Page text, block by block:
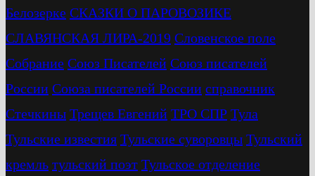
Белозерке СКАЗКИ О ПАРОВОЗИКЕ
СЛАВЯНСКАЯ ЛИРА-2019 Словенское поле
Собрание Союз Писателей Союз писателей
России Союза писателей России справочник
Стечкины Трещев Евгений ТРО СПР Тула
Тульские известия Тульские суворовцы Тульский
кремль тульский поэт Тульское отделение